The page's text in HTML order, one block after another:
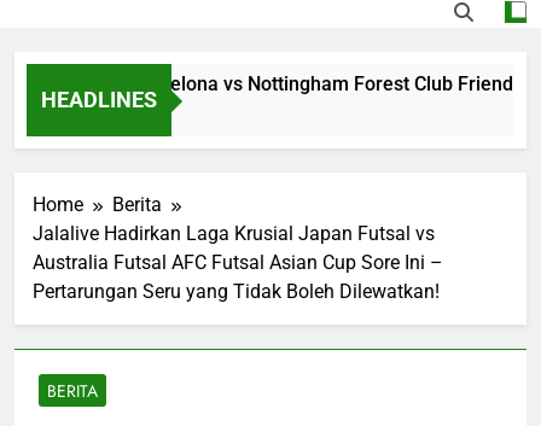
HEADLINES
Jalalive Barcelona vs Nottingham Forest Club Friendly
Home
Berita
Jalalive Hadirkan Laga Krusial Japan Futsal vs
Australia Futsal AFC Futsal Asian Cup Sore Ini –
Pertarungan Seru yang Tidak Boleh Dilewatkan!
BERITA